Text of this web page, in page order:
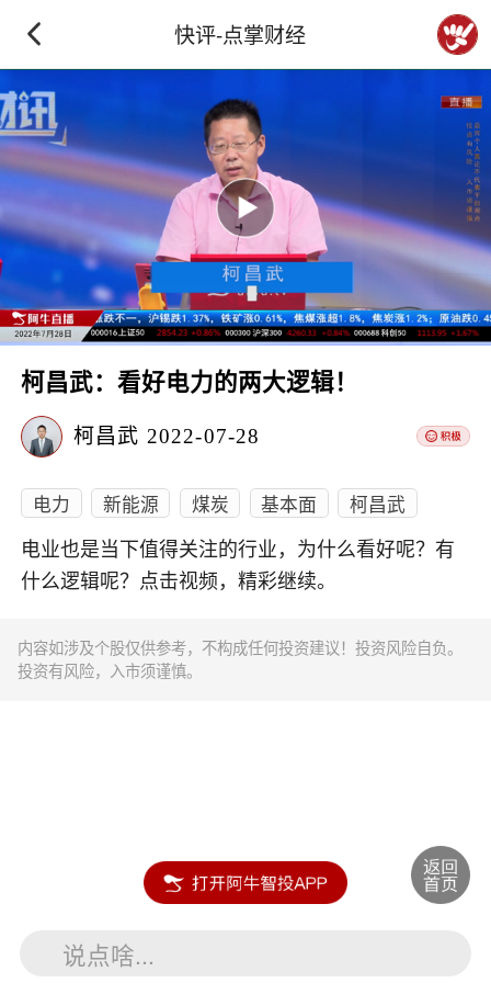
快评-点掌财经
柯昌武：看好电力的两大逻辑！
柯昌武 2022-07-28
电力 新能源 煤炭 基本面 柯昌武
电业也是当下值得关注的行业，为什么看好呢？有
什么逻辑呢？点击视频，精彩继续。
内容如涉及个股仅供参考，不构成任何投资建议！投资风险自负。
投资有风险，入市须谨慎。
说点啥...